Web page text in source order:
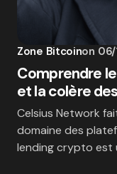
Zone Bitcoinon 06/
Comprendre
et la colère
Celsius Network
domaine des
lending crypto est